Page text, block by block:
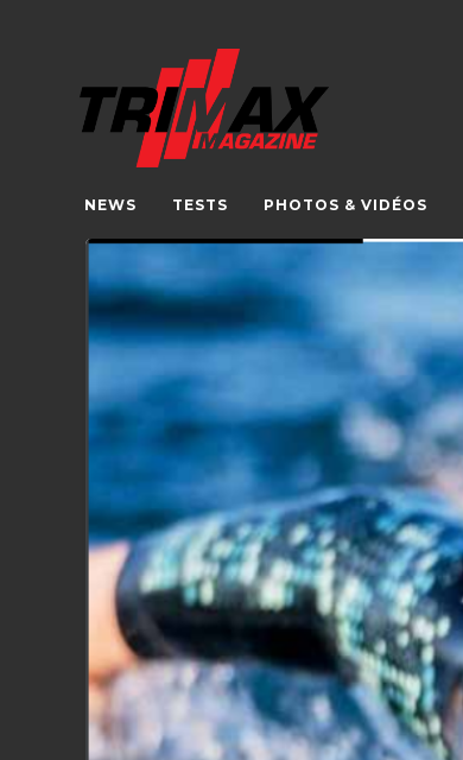
NEWS TESTS PHOTOS & VIDÉOS